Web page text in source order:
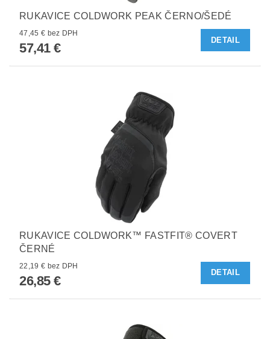
RUKAVICE COLDWORK PEAK ČERNO/ŠEDÉ
47,45 € bez DPH
57,41 €
DETAIL
RUKAVICE COLDWORK™ FASTFIT® COVERT
ČERNÉ
22,19 € bez DPH
26,85 €
DETAIL